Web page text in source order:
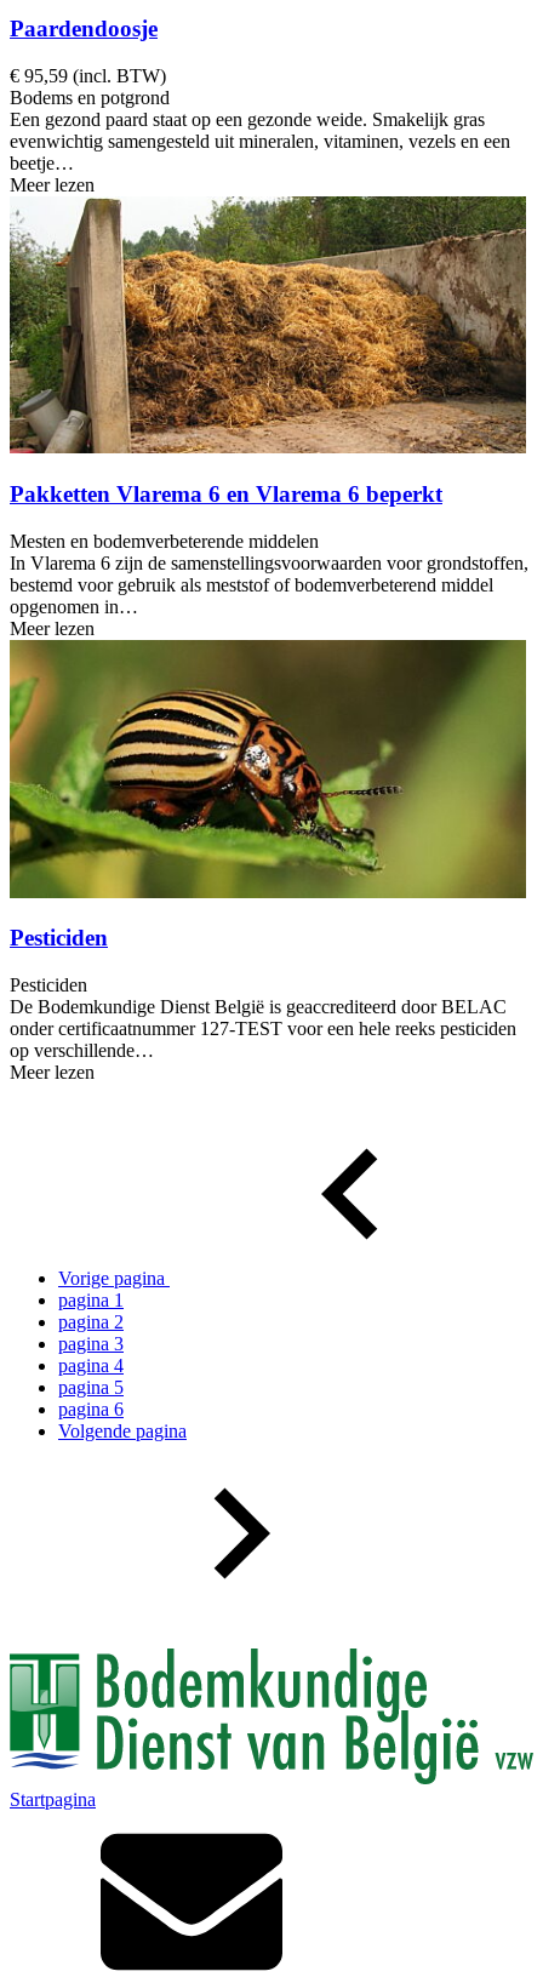
Paardendoosje
€ 95,59 (incl. BTW)
Bodems en potgrond
Een gezond paard staat op een gezonde weide. Smakelijk gras
evenwichtig samengesteld uit mineralen, vitaminen, vezels en een
beetje…
Meer lezen
Pakketten Vlarema 6 en Vlarema 6 beperkt
Mesten en bodemverbeterende middelen
In Vlarema 6 zijn de samenstellingsvoorwaarden voor grondstoffen,
bestemd voor gebruik als meststof of bodemverbeterend middel
opgenomen in…
Meer lezen
Pesticiden
Pesticiden
De Bodemkundige Dienst België is geaccrediteerd door BELAC
onder certificaatnummer 127-TEST voor een hele reeks pesticiden
op verschillende…
Meer lezen
Vorige pagina
pagina 1
pagina 2
pagina 3
pagina 4
pagina 5
pagina 6
Volgende pagina
Startpagina